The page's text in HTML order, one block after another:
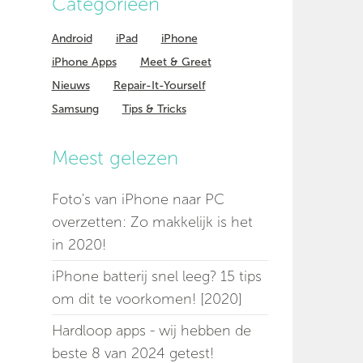
Android iPad
iPhone
iPhone Apps
Meet & Greet
Nieuws
Repair-It-Yourself
Samsung
Tips & Tricks
Meest gelezen
Foto's van iPhone naar PC
overzetten: Zo makkelijk is het
in 2020!
iPhone batterij snel leeg? 15 tips
om dit te voorkomen! [2020]
Hardloop apps - wij hebben de
beste 8 van 2024 getest!